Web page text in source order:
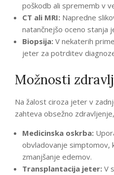
poškodb ali sprememb v
CT ali MRI: Napredne
natančnejšo oceno stanja
Biopsija: V nekaterih
jeter za potrditev
Možnosti
Na žalost ciroza jeter v
zahteva obsežno
Medicinska oskrba:
obvladovanje simptomov,
zmanjšanje edemov.
Transplantacija jeter: V